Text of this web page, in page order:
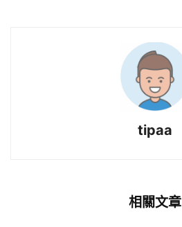
tipaa
相關文章